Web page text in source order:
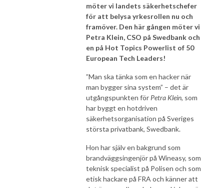
möter vi landets säkerhetschefer
för att belysa yrkesrollen nu och
framöver. Den här gången möter vi
Petra Klein, CSO på Swedbank och
en på Hot Topics Powerlist of 50
European Tech Leaders!
”Man ska tänka som en hacker när
man bygger sina system” – det är
utgångspunkten för Petra Klein, som
har byggt en hotdriven
säkerhetsorganisation på Sveriges
största privatbank, Swedbank.
Hon har själv en bakgrund som
brandväggsingenjör på Wineasy, som
teknisk specialist på Polisen och som
etisk hackare på FRA och känner att